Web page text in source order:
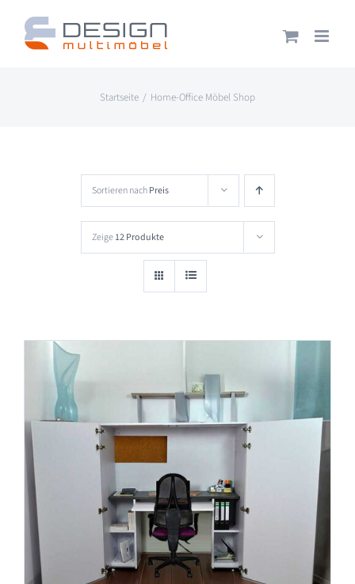
Zum
Inhalt
Startseite Home-Office Möbel Shop
Sortieren nachPreis
Zeige12 Produkte